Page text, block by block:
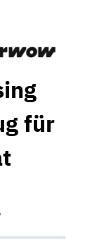
für